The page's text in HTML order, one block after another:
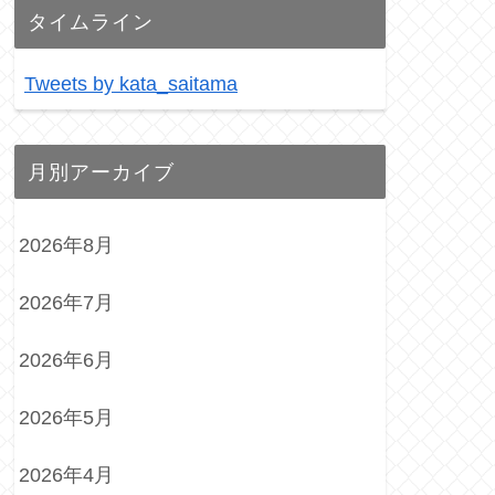
タイムライン
Tweets by kata_saitama
月別アーカイブ
2026年8月
2026年7月
2026年6月
2026年5月
2026年4月